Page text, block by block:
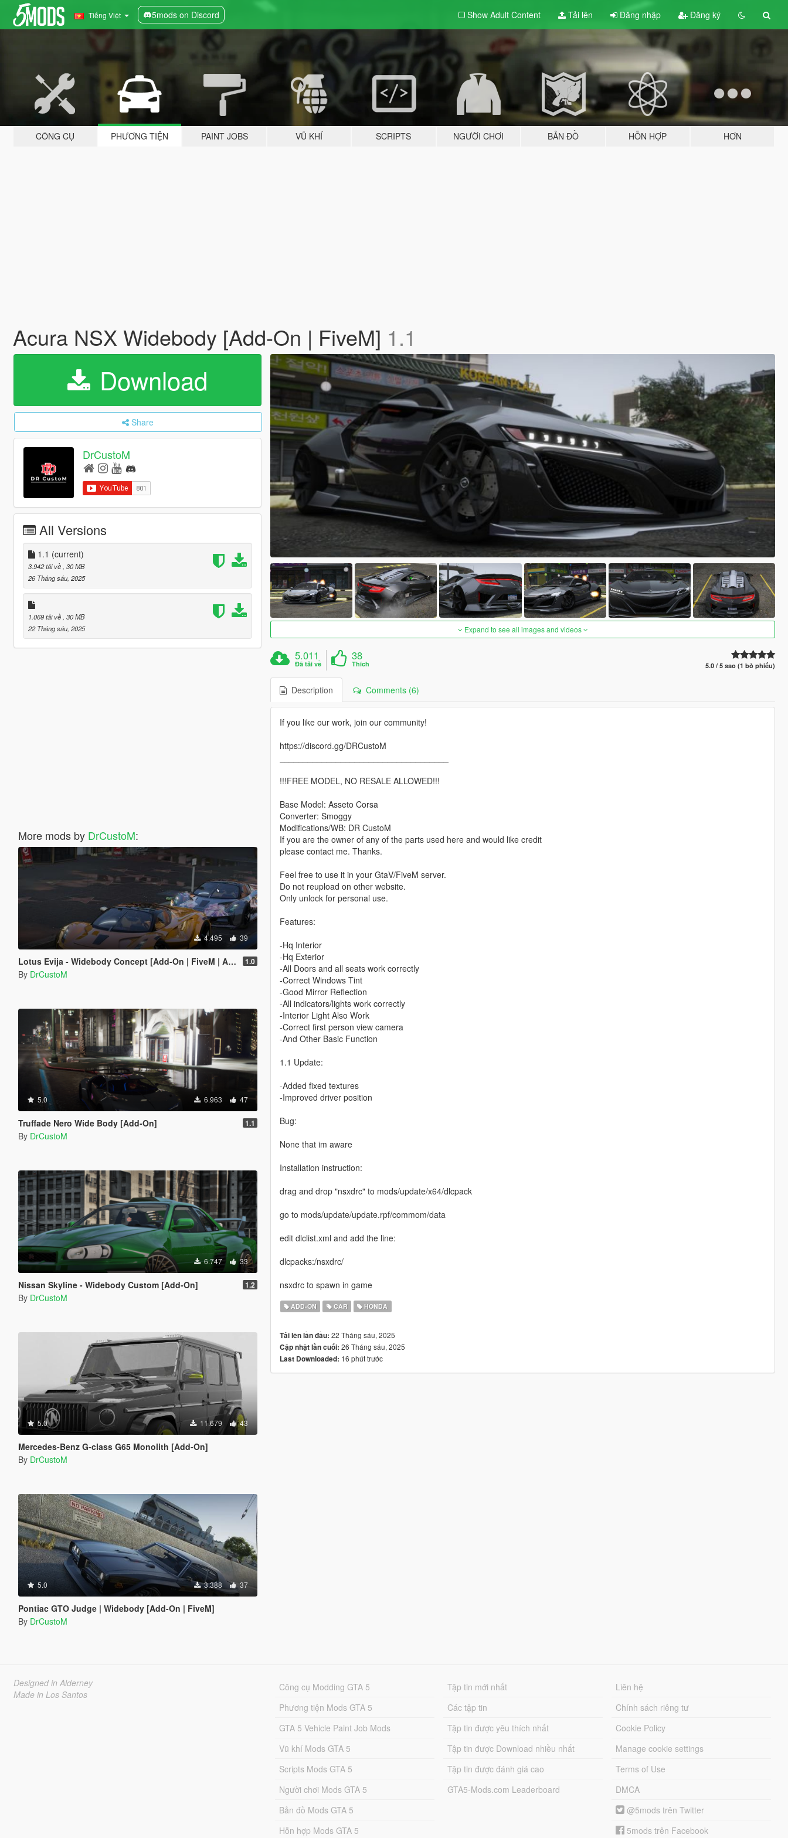
Tiếng Việt 5mods on Discord Show Adult Content Tải lên Đăng nhập Đăng ký
CÔNG CỤ PHƯƠNG TIỆN PAINT JOBS VŨ KHÍ SCRIPTS NGƯỜI CHƠI BẢN ĐỒ HỖN HỢP HƠN
Acura NSX Widebody [Add-On | FiveM] 1.1
Download
Share
DrCustoM
All Versions
1.1 (current)
3.942 tải về , 30 MB
26 Tháng sáu, 2025
1.069 tải về , 30 MB
22 Tháng sáu, 2025
More mods by DrCustoM:
4.495 39
Lotus Evija - Widebody Concept [Add-On | FiveM | Animated Spoiler | Dynamic Lights | Livery Design] 1.0
By DrCustoM
5.0 6.963 47
Truffade Nero Wide Body [Add-On] 1.1
By DrCustoM
6.747 33
Nissan Skyline - Widebody Custom [Add-On] 1.2
By DrCustoM
5.0 11.679 43
Mercedes-Benz G-class G65 Monolith [Add-On]
By DrCustoM
5.0 3.388 37
Pontiac GTO Judge | Widebody [Add-On | FiveM]
By DrCustoM
Expand to see all images and videos
5.011
Đã tải về
38
Thích 5.0 / 5 sao (1 bỏ phiếu)
Description Comments (6)
If you like our work, join our community!
https://discord.gg/DRCustoM
!!!FREE MODEL, NO RESALE ALLOWED!!!
Base Model: Asseto Corsa
Converter: Smoggy
Modifications/WB: DR CustoM
If you are the owner of any of the parts used here and would like credit
please contact me. Thanks.
Feel free to use it in your GtaV/FiveM server.
Do not reupload on other website.
Only unlock for personal use.
Features:
-Hq Interior
-Hq Exterior
-All Doors and all seats work correctly
-Correct Windows Tint
-Good Mirror Reflection
-All indicators/lights work correctly
-Interior Light Also Work
-Correct first person view camera
-And Other Basic Function
1.1 Update:
-Added fixed textures
-Improved driver position
Bug:
None that im aware
Installation instruction:
drag and drop "nsxdrc" to mods/update/x64/dlcpack
go to mods/update/update.rpf/commom/data
edit dlclist.xml and add the line:
dlcpacks:/nsxdrc/
nsxdrc to spawn in game
ADD-ON CAR HONDA
Tải lên lần đầu: 22 Tháng sáu, 2025
Cập nhật lần cuối: 26 Tháng sáu, 2025
Last Downloaded: 16 phút trước
Designed in Alderney
Made in Los Santos
Công cụ Modding GTA 5
Phương tiện Mods GTA 5
GTA 5 Vehicle Paint Job Mods
Vũ khí Mods GTA 5
Scripts Mods GTA 5
Người chơi Mods GTA 5
Bản đồ Mods GTA 5
Hỗn hợp Mods GTA 5
Tập tin mới nhất
Các tập tin
Tập tin được yêu thích nhất
Tập tin được Download nhiều nhất
Tập tin được đánh giá cao
GTA5-Mods.com Leaderboard
Liên hệ
Chính sách riêng tư
Cookie Policy
Manage cookie settings
Terms of Use
DMCA
@5mods trên Twitter
5mods trên Facebook